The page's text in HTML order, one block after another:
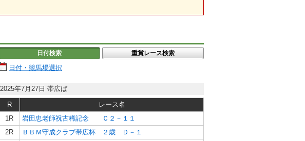
日付検索 重賞レース検索
日付・競馬場選択
2025年7月27日 帯広ば
R
レース名
1R
岩田忠老師祝古稀記念 Ｃ２－１１
2R
ＢＢＭ守成クラブ帯広杯 ２歳 Ｄ－１